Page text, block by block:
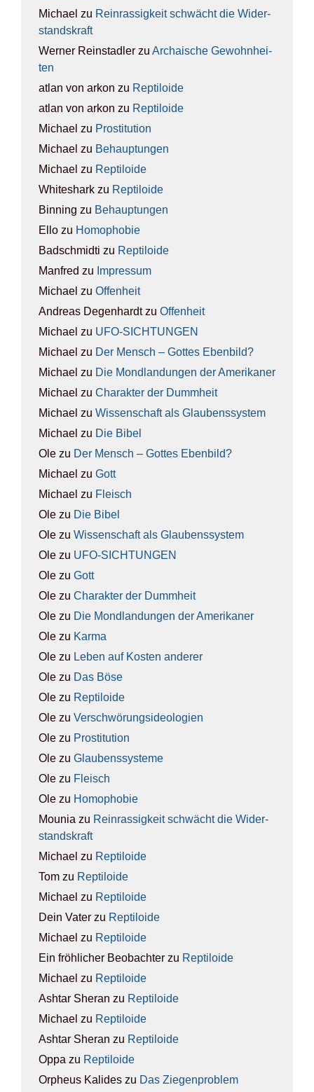
Michael zu Rein­ras­sig­keit schwächt die Wider­
stands­kraft
Werner Reinstadler zu Archai­sche Gewohn­hei­
ten
atlan von arkon zu Rep­ti­lo­ide
atlan von arkon zu Rep­ti­lo­ide
Michael zu Pro­sti­tu­ti­on
Michael zu Behaup­tun­gen
Michael zu Rep­ti­lo­ide
Whiteshark zu Rep­ti­lo­ide
Binning zu Behaup­tun­gen
Ello zu Homo­pho­bie
Badschmidti zu Rep­ti­lo­ide
Manfred zu Impres­sum
Michael zu Offen­heit
Andreas Degenhardtzu Offen­heit
Michael zu UFO-SICH­TUN­GEN
Michael zu Der Mensch – Got­tes Eben­bild?
Michael zu Die Mond­lan­dun­gen der Ame­ri­ka­ner
Michael zu Cha­rak­ter der Dumm­heit
Michael zu Wis­sen­schaft als Glau­bens­sys­tem
Michael zu Die Bibel
Ole zu Der Mensch – Got­tes Eben­bild?
Michael zu Gott
Michael zu Fleisch
Ole zu Die Bibel
Ole zu Wis­sen­schaft als Glau­bens­sys­tem
Ole zu UFO-SICH­TUN­GEN
Ole zu Gott
Ole zu Cha­rak­ter der Dumm­heit
Ole zu Die Mond­lan­dun­gen der Ame­ri­ka­ner
Ole zu Kar­ma
Ole zu Leben auf Kos­ten ande­rer
Ole zu Das Böse
Ole zu Rep­ti­lo­ide
Ole zu Ver­schwö­rungs­ideo­lo­gien
Ole zu Pro­sti­tu­ti­on
Ole zu Glau­bens­sys­te­me
Ole zu Fleisch
Ole zu Homo­pho­bie
Mounia zu Rein­ras­sig­keit schwächt die Wider­
stands­kraft
Michael zu Rep­ti­lo­ide
Tom zu Rep­ti­lo­ide
Michael zu Rep­ti­lo­ide
Dein Vater zu Rep­ti­lo­ide
Michael zu Rep­ti­lo­ide
Ein fröhlicher Beobachter zu Rep­ti­lo­ide
Michael zu Rep­ti­lo­ide
Ashtar Sheran zu Rep­ti­lo­ide
Michael zu Rep­ti­lo­ide
Ashtar Sheran zu Rep­ti­lo­ide
Oppa zu Rep­ti­lo­ide
Orpheus Kalides zu Das Zie­gen­pro­blem